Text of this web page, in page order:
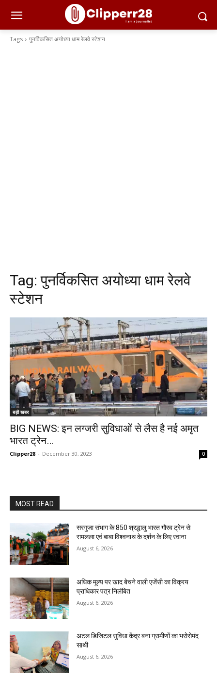
Tags पुनर्विकसित अयोध्या धाम रेलवे स्टेशन
Tag:पुनर्विकसित अयोध्या धाम रेलवे
स्टेशन
बड़ी खबर
BIG NEWS: इन लग्जरी सुविधाओं से लैस है नई अमृत
भारत ट्रेन…
Clipper28 - December 30, 2023 0
MOST READ
सरगुजा संभाग के 850 श्रद्धालु भारत गौरव ट्रेन से
रामलला एवं बाबा विश्वनाथ के दर्शन के लिए रवाना
August 6, 2026
अधिक मूल्य पर खाद बेचने वाली एजेंसी का विक्रय
प्राधिकार पत्र निलंबित
August 6, 2026
अटल डिजिटल सुविधा केंद्र बना ग्रामीणों का भरोसेमंद
साथी
August 6, 2026